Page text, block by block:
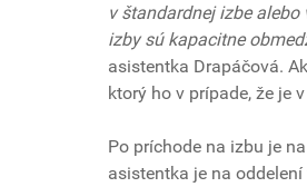
v štandardnej izbe
izby sú kapacitne
asistentka Drapáčová.
ktorý ho v prípade, že je
Po príchode na izbu je
asistentka je na